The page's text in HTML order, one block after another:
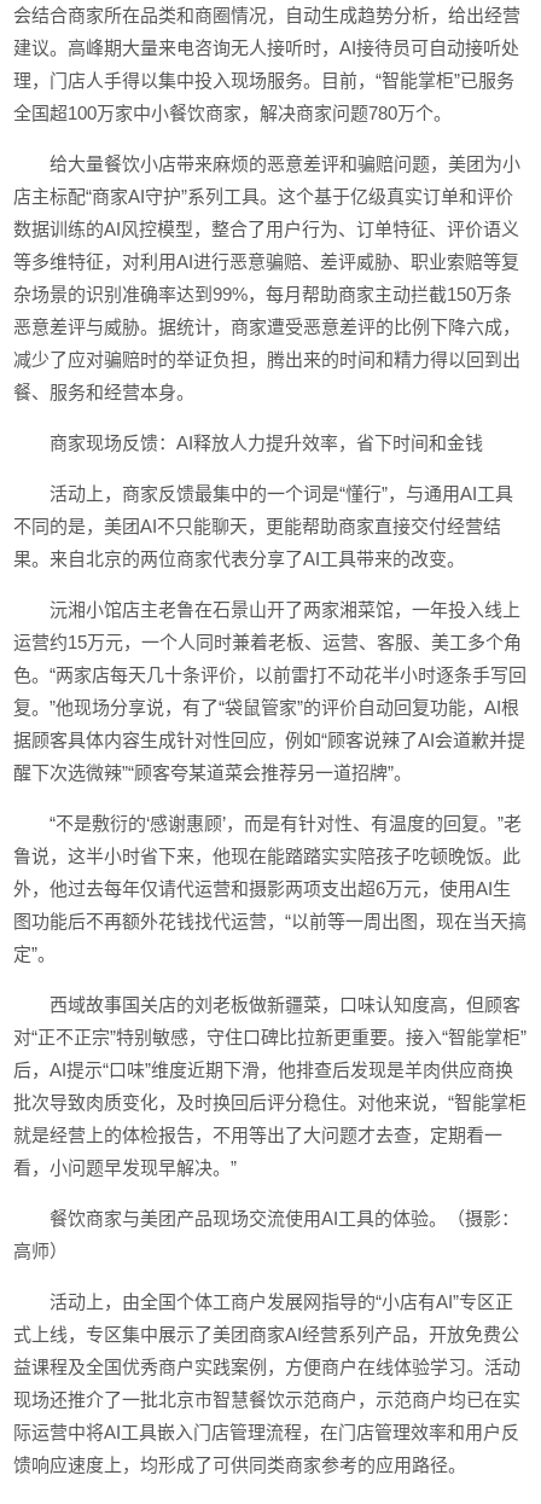
会结合商家所在品类和商圈情况，自动生成趋势分析，给出经营
建议。高峰期大量来电咨询无人接听时，AI接待员可自动接听处
理，门店人手得以集中投入现场服务。目前，“智能掌柜”已服务
全国超100万家中小餐饮商家，解决商家问题780万个。
给大量餐饮小店带来麻烦的恶意差评和骗赔问题，美团为小
店主标配“商家AI守护”系列工具。这个基于亿级真实订单和评价
数据训练的AI风控模型，整合了用户行为、订单特征、评价语义
等多维特征，对利用AI进行恶意骗赔、差评威胁、职业索赔等复
杂场景的识别准确率达到99%，每月帮助商家主动拦截150万条
恶意差评与威胁。据统计，商家遭受恶意差评的比例下降六成，
减少了应对骗赔时的举证负担，腾出来的时间和精力得以回到出
餐、服务和经营本身。
商家现场反馈：AI释放人力提升效率，省下时间和金钱
活动上，商家反馈最集中的一个词是“懂行”，与通用AI工具
不同的是，美团AI不只能聊天，更能帮助商家直接交付经营结
果。来自北京的两位商家代表分享了AI工具带来的改变。
沅湘小馆店主老鲁在石景山开了两家湘菜馆，一年投入线上
运营约15万元，一个人同时兼着老板、运营、客服、美工多个角
色。“两家店每天几十条评价，以前雷打不动花半小时逐条手写回
复。”他现场分享说，有了“袋鼠管家”的评价自动回复功能，AI根
据顾客具体内容生成针对性回应，例如“顾客说辣了AI会道歉并提
醒下次选微辣”“顾客夸某道菜会推荐另一道招牌”。
“不是敷衍的‘感谢惠顾’，而是有针对性、有温度的回复。”老
鲁说，这半小时省下来，他现在能踏踏实实陪孩子吃顿晚饭。此
外，他过去每年仅请代运营和摄影两项支出超6万元，使用AI生
图功能后不再额外花钱找代运营，“以前等一周出图，现在当天搞
定”。
西域故事国关店的刘老板做新疆菜，口味认知度高，但顾客
对“正不正宗”特别敏感，守住口碑比拉新更重要。接入“智能掌柜”
后，AI提示“口味”维度近期下滑，他排查后发现是羊肉供应商换
批次导致肉质变化，及时换回后评分稳住。对他来说，“智能掌柜
就是经营上的体检报告，不用等出了大问题才去查，定期看一
看，小问题早发现早解决。”
餐饮商家与美团产品现场交流使用AI工具的体验。（摄影：
高师）
活动上，由全国个体工商户发展网指导的“小店有AI”专区正
式上线，专区集中展示了美团商家AI经营系列产品，开放免费公
益课程及全国优秀商户实践案例，方便商户在线体验学习。活动
现场还推介了一批北京市智慧餐饮示范商户，示范商户均已在实
际运营中将AI工具嵌入门店管理流程，在门店管理效率和用户反
馈响应速度上，均形成了可供同类商家参考的应用路径。